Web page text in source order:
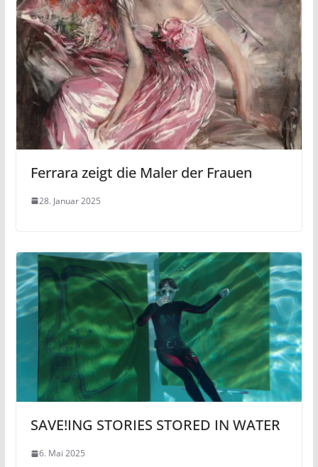
Ferrara zeigt die Maler der Frauen
28. Januar 2025
SAVE!ING STORIES STORED IN WATER
6. Mai 2025